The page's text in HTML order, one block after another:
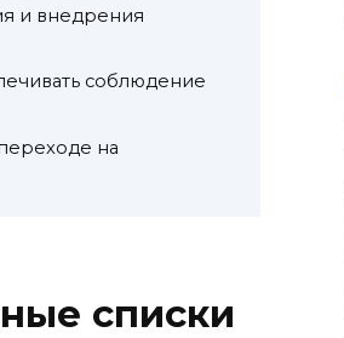
и внедрения
соблюдение
на
списки